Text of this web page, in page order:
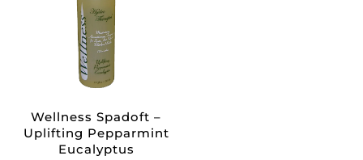
Wellness Spadoft –
Uplifting Pepparmint
Eucalyptus